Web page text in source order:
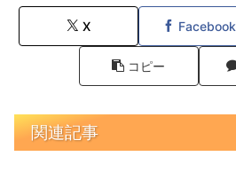
X Facebook
コピー
関連記事